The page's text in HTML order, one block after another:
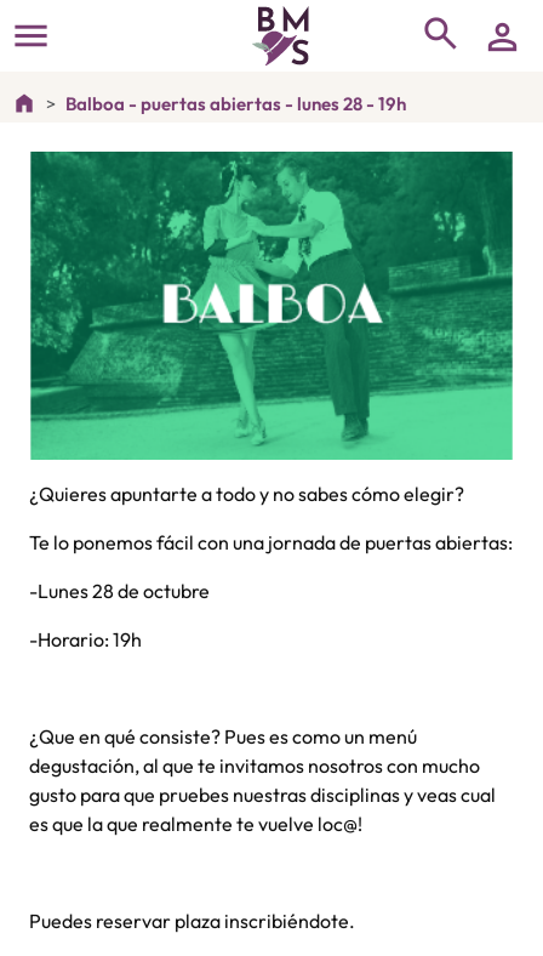
menu search person
home Balboa - puertas abiertas - lunes 28 - 19h
¿Quieres apuntarte a todo y no sabes cómo elegir?
Te lo ponemos fácil con una jornada de puertas abiertas:
-Lunes 28 de octubre
-Horario: 19h
¿Que en qué consiste? Pues es como un menú
degustación, al que te invitamos nosotros con mucho
gusto para que pruebes nuestras disciplinas y veas cual
es que la que realmente te vuelve loc@!
Puedes reservar plaza inscribiéndote.